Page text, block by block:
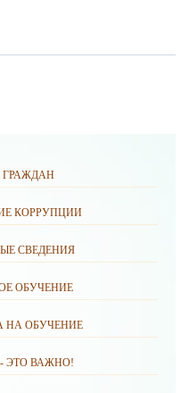
КОРРУПЦИИ
СВЕДЕНИЯ
ОБУЧЕНИЕ
НА ОБУЧЕНИЕ
ЭТО ВАЖНО!